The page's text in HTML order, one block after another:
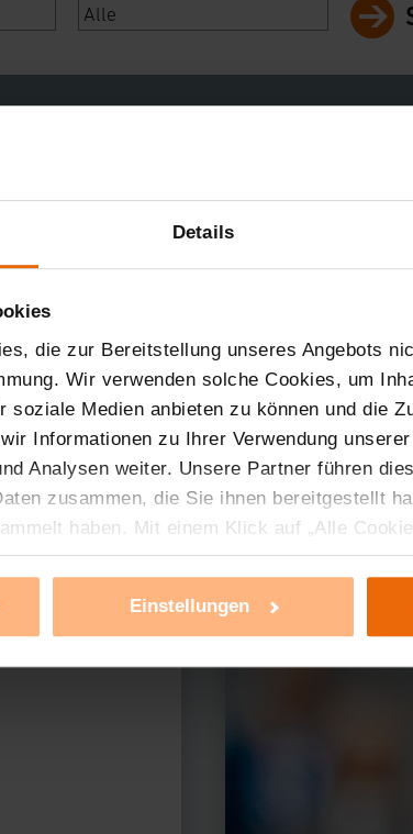
Details
die zur Bereitstellung unseres Angebots
Wir verwenden solche Cookies, um
soziale Medien anbieten zu können und die
Informationen zu Ihrer Verwendung
Analysen weiter. Unsere Partner führen
zusammen, die Sie ihnen bereitgestellt
haben. Mit einem Klick auf „Alle
vorgenannten Zwecke zu. Eine detaillierte
notwendiger Cookies ablehnen oder ihr
können dazu führen, dass die
Einstellungen